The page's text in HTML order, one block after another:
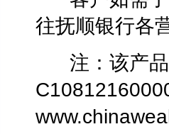
往抚顺银行各
注：该产品